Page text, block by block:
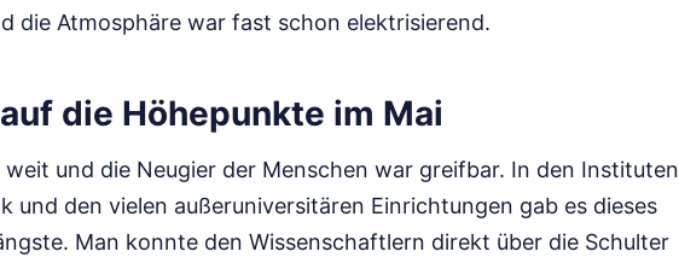
die Atmosphäre war fast schon elektrisierend.
die Höhepunkte im Mai
und die Neugier der Menschen war greifbar. In den Instituten
und den vielen außeruniversitären Einrichtungen gab es dieses
Man konnte den Wissenschaftlern direkt über die Schulter